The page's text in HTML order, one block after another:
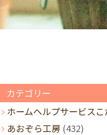
カテゴリー
ホームヘルプサービスこ
あおぞら工房 (432)